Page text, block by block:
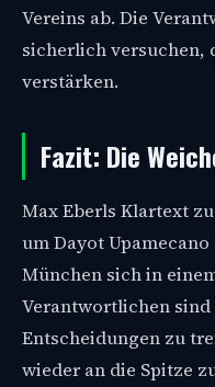
Vereins ab. Die
sicherlich versuchen,
verstärken.
Fazit: Die
Max Eberls Klartext
um Dayot
München sich in
Verantwortlichen
Entscheidungen zu
wieder an die Spitze